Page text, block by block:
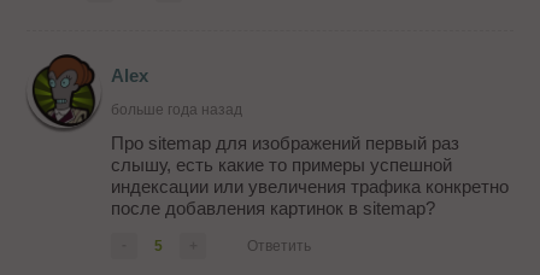
Alex
больше года назад
Про sitemap для изображений первый раз
слышу, есть какие то примеры успешной
индексации или увеличения трафика конкретно
после добавления картинок в sitemap?
5 Ответить